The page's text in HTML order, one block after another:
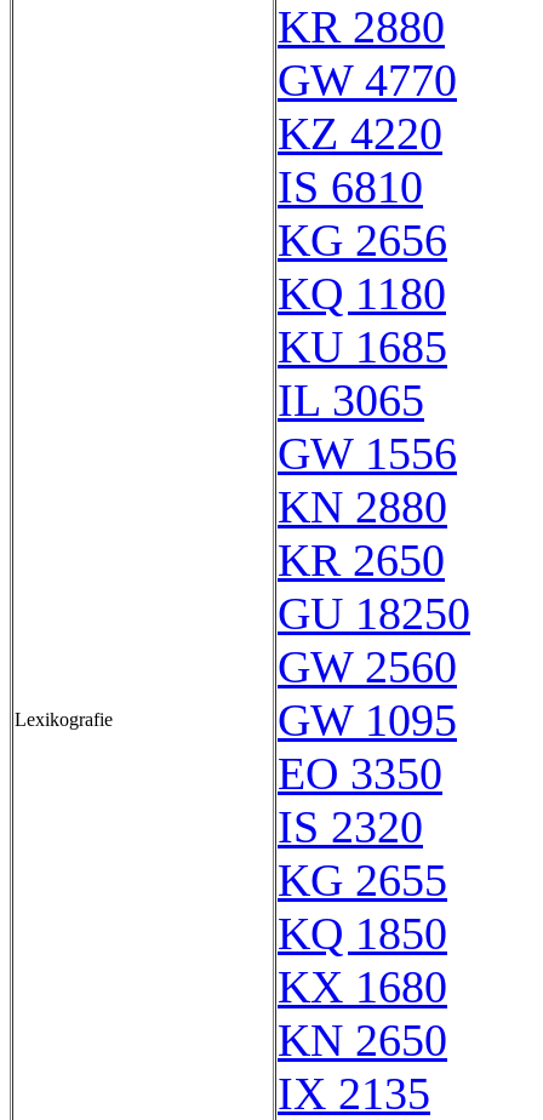
Lexikografie
KR 2880
GW 4770
KZ 4220
IS 6810
KG 2656
KQ 1180
KU 1685
IL 3065
GW 1556
KN 2880
KR 2650
GU 18250
GW 2560
GW 1095
EO 3350
IS 2320
KG 2655
KQ 1850
KX 1680
KN 2650
IX 2135